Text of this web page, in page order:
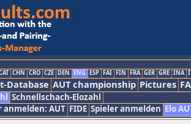
CHN CRO CZE DEN ENG ESP FAI FIN FRA GER GRE INA
Database AUT championship Pictures
Schnellschach-Elozahl
anmelden: AUT FIDE Spieler anmelden Elo